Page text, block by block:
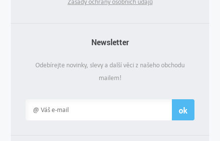
Zásady ochrany osobních údajů
Newsletter
Odebírejte novinky, slevy a další věci z našeho obchodu
mailem!
ok